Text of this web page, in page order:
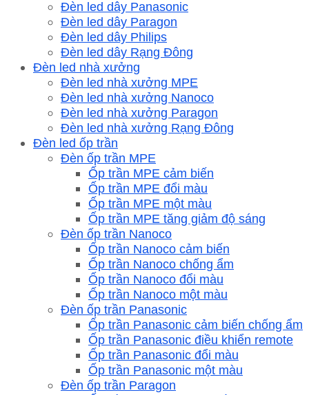
Đèn led dây Panasonic
Đèn led dây Paragon
Đèn led dây Philips
Đèn led dây Rạng Đông
Đèn led nhà xưởng
Đèn led nhà xưởng MPE
Đèn led nhà xưởng Nanoco
Đèn led nhà xưởng Paragon
Đèn led nhà xưởng Rạng Đông
Đèn led ốp trần
Đèn ốp trần MPE
Ốp trần MPE cảm biến
Ốp trần MPE đổi màu
Ốp trần MPE một màu
Ốp trần MPE tăng giảm độ sáng
Đèn ốp trần Nanoco
Ốp trần Nanoco cảm biến
Ốp trần Nanoco chống ẩm
Ốp trần Nanoco đổi màu
Ốp trần Nanoco một màu
Đèn ốp trần Panasonic
Ốp trần Panasonic cảm biến chống ẩm
Ốp trần Panasonic điều khiển remote
Ốp trần Panasonic đổi màu
Ốp trần Panasonic một màu
Đèn ốp trần Paragon